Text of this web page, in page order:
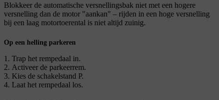
Blokkeer de automatische versnellingsbak niet met een hogere
versnelling dan de motor "aankan" – rijden in een hoge versnelling
bij een laag motortoerental is niet altijd zuinig.
Op een helling parkeren
Trap het rempedaal in.
Activeer de parkeerrem.
Kies de schakelstand P.
Laat het rempedaal los.